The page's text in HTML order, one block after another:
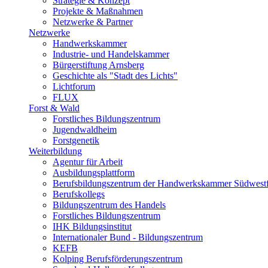
Projekte & Maßnahmen
Netzwerke & Partner
Netzwerke
Handwerkskammer
Industrie- und Handelskammer
Bürgerstiftung Arnsberg
Geschichte als "Stadt des Lichts"
Lichtforum
FLUX
Forst & Wald
Forstliches Bildungszentrum
Jugendwaldheim
Forstgenetik
Weiterbildung
Agentur für Arbeit
Ausbildungsplattform
Berufsbildungszentrum der Handwerkskammer
Berufskollegs
Bildungszentrum des Handels
Forstliches Bildungszentrum
IHK Bildungsinstitut
Internationaler Bund - Bildungszentrum
KEFB
Kolping Berufsförderungszentrum